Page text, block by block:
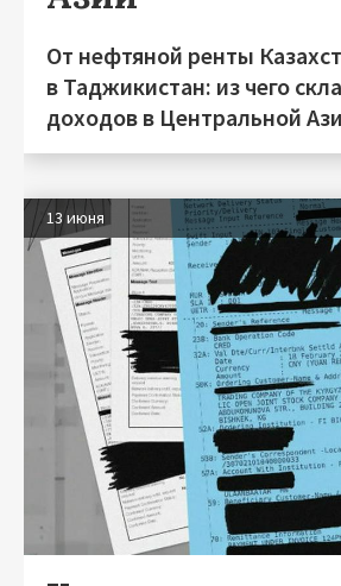
От нефтяной ренты
в Таджикистан: из чего
доходов в Центральной
13 июня